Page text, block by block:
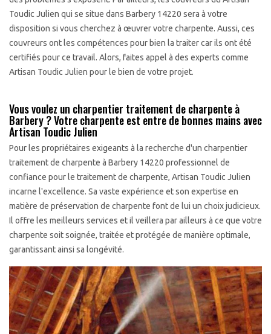
Toudic Julien qui se situe dans Barbery 14220 sera à votre
disposition si vous cherchez à œuvrer votre charpente. Aussi, ces
couvreurs ont les compétences pour bien la traiter car ils ont été
certifiés pour ce travail. Alors, faites appel à des experts comme
Artisan Toudic Julien pour le bien de votre projet.
Vous voulez un charpentier traitement de charpente à
Barbery ? Votre charpente est entre de bonnes mains avec
Artisan Toudic Julien
Pour les propriétaires exigeants à la recherche d'un charpentier
traitement de charpente à Barbery 14220 professionnel de
confiance pour le traitement de charpente, Artisan Toudic Julien
incarne l'excellence. Sa vaste expérience et son expertise en
matière de préservation de charpente font de lui un choix judicieux.
Il offre les meilleurs services et il veillera par ailleurs à ce que votre
charpente soit soignée, traitée et protégée de manière optimale,
garantissant ainsi sa longévité.